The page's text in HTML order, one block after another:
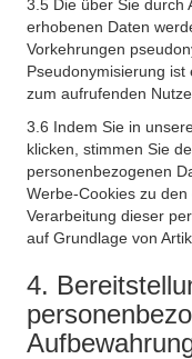
3.5 Die über Sie durch
erhobenen Daten
Vorkehrungen
Pseudonymisierung
zum aufrufenden
3.6 Indem Sie in
klicken, stimmen Sie
personenbezogenen
Werbe-Cookies zu
Verarbeitung dieser
auf Grundlage von
4.